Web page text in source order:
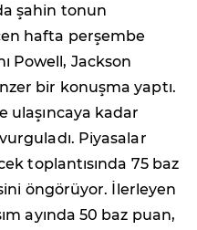
şahin tonun
hafta perşembe
Powell, Jackson
bir konuşma yaptı.
ulaşıncaya kadar
Piyasalar
toplantısında 75 baz
öngörüyor. İlerleyen
ayında 50 baz puan,